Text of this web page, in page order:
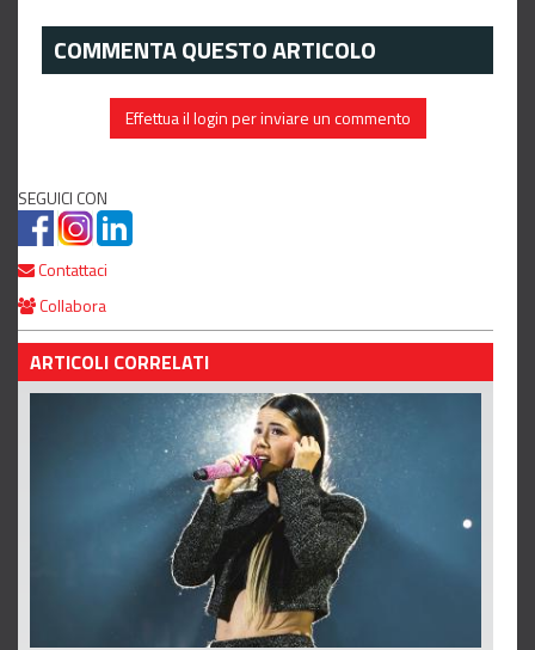
COMMENTA QUESTO ARTICOLO
Effettua il login per inviare un commento
SEGUICI CON
Contattaci
Collabora
ARTICOLI CORRELATI